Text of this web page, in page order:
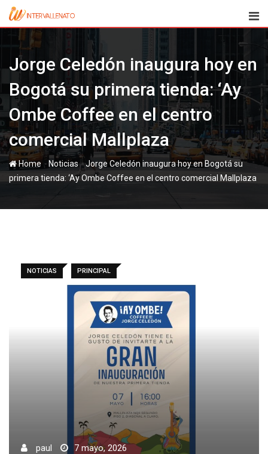
Skip
content
Jorge Celedón inaugura hoy en
Bogotá su primera tienda: ‘Ay
Ombe Coffee en el centro
comercial Mallplaza
Home - Noticias-Jorge Celedón inaugura hoy en Bogotá su
primera tienda: ‘Ay Ombe Coffee en el centro comercial Mallplaza
NOTICIAS PRINCIPAL
paul
7 mayo, 2026